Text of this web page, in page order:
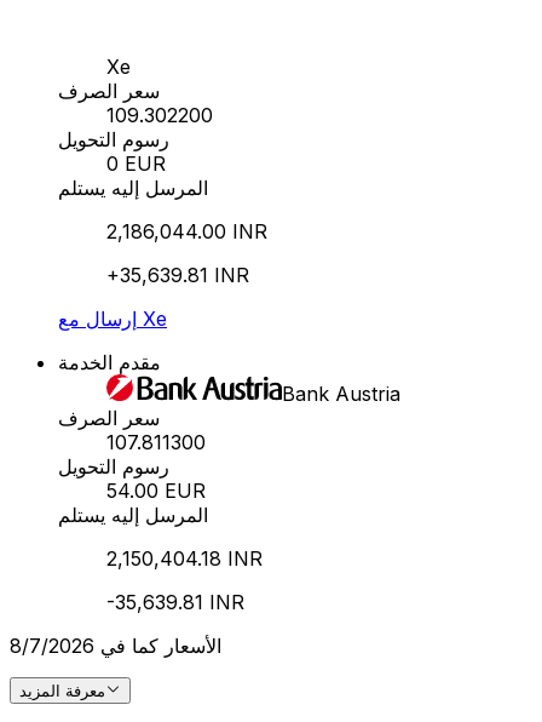
Xe
سعر الصرف
109.302200
رسوم التحويل
0 EUR
المرسل إليه يستلم
2,186,044.00 INR
+35,639.81 INR
إرسال مع Xe
مقدم الخدمة
Bank Austria
سعر الصرف
107.811300
رسوم التحويل
54.00 EUR
المرسل إليه يستلم
2,150,404.18 INR
-35,639.81 INR
الأسعار كما في 8/7/2026
معرفة المزيد